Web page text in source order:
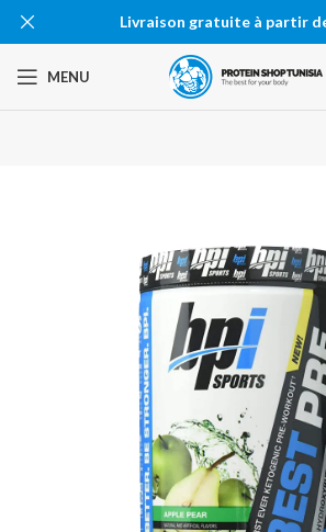
MENU
Livraison gratuite à partir